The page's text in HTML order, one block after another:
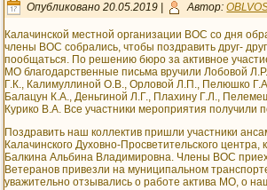
Опубликовано 20.05.2019 Автор:
Калачинской местной организации ВОС со дня
члены ВОС собрались, чтобы поздравить друг-
пообщаться. По решению бюро за активное
МО благодарственные письма вручили Лобовой
Г.К., Калимуллиной О.В., Орловой Л.П., Пелюшко
Балацун К.А., Деньгиной Л.Г., Плахину Г.Л.,
Курико В.А. Все участники мероприятия получили
Поздравить наш коллектив пришли участники
Калачинского Духовно-Просветительского центра,
Балкина Альбина Владимировна. Члены ВОС
Ветеранов привезли на муниципальном
уважительно отзывались о работе актива МО, о